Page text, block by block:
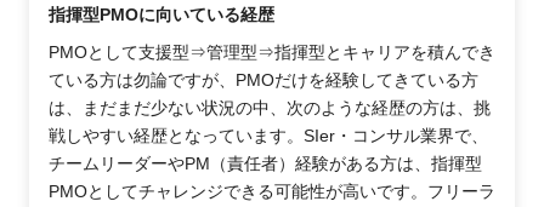
指揮型PMOに向いている経歴
PMOとして支援型⇒管理型⇒指揮型とキャリアを積んでき
ている方は勿論ですが、PMOだけを経験してきている方
は、まだまだ少ない状況の中、次のような経歴の方は、挑
戦しやすい経歴となっています。SIer・コンサル業界で、
チームリーダーやPM（責任者）経験がある方は、指揮型
PMOとしてチャレンジできる可能性が高いです。フリーラ